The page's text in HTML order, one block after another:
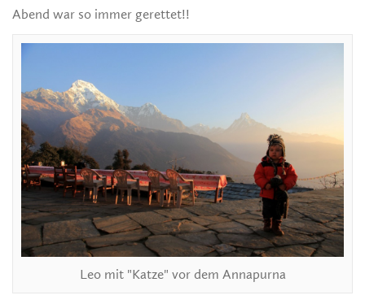
Abend war so immer gerettet!!
Leo mit "Katze" vor dem Annapurna